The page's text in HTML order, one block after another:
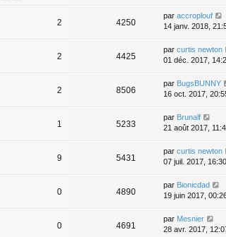
2 4250
par accroplouf
14 janv. 2018,
2 4425
par curtis newton
01 déc. 2017,
2 8506
par BugsBUNNY
16 oct. 2017,
1 5233
par Brunalf
21 août 2017,
9 5431
par curtis newton
07 juil. 2017, 16:30
0 4890
par Bionicdad
19 juin 2017,
0 4691
par Mesnier
28 avr. 2017,